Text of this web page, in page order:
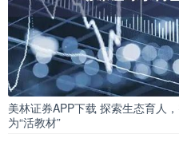
美林证券APP下载 探索生态育人
为“活教材”